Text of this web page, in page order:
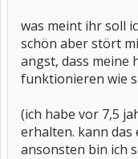
was meint ihr soll
schön aber stört
angst, dass meine
funktionieren wie
(ich habe vor 7,5
erhalten. kann das
ansonsten bin ich